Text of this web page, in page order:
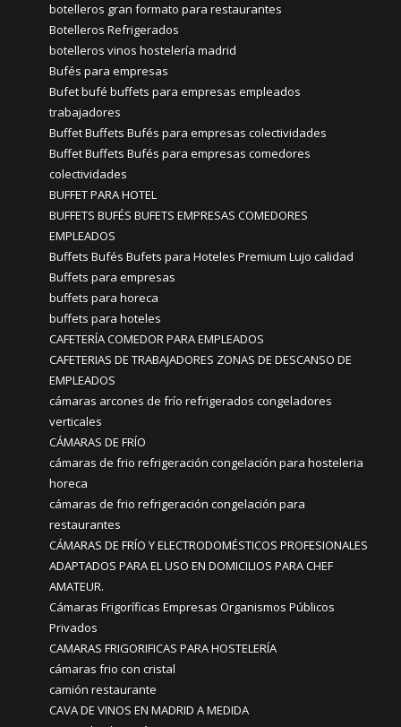
botelleros gran formato para restaurantes
Botelleros Refrigerados
botelleros vinos hostelería madrid
Bufés para empresas
Bufet bufé buffets para empresas empleados
trabajadores
Buffet Buffets Bufés para empresas colectividades
Buffet Buffets Bufés para empresas comedores
colectividades
BUFFET PARA HOTEL
BUFFETS BUFÉS BUFETS EMPRESAS COMEDORES
EMPLEADOS
Buffets Bufés Bufets para Hoteles Premium Lujo calidad
Buffets para empresas
buffets para horeca
buffets para hoteles
CAFETERÍA COMEDOR PARA EMPLEADOS
CAFETERIAS DE TRABAJADORES ZONAS DE DESCANSO DE
EMPLEADOS
cámaras arcones de frío refrigerados congeladores
verticales
CÁMARAS DE FRÍO
cámaras de frio refrigeración congelación para hosteleria
horeca
cámaras de frio refrigeración congelación para
restaurantes
CÁMARAS DE FRÍO Y ELECTRODOMÉSTICOS PROFESIONALES
ADAPTADOS PARA EL USO EN DOMICILIOS PARA CHEF
AMATEUR.
Cámaras Frigoríficas Empresas Organismos Públicos
Privados
CAMARAS FRIGORIFICAS PARA HOSTELERÍA
cámaras frio con cristal
camión restaurante
CAVA DE VINOS EN MADRID A MEDIDA